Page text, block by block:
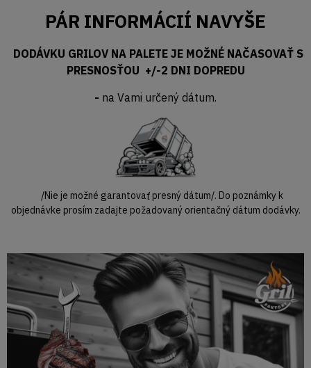
PÁR INFORMÁCIÍ NAVYŠE
DODÁVKU GRILOV NA PALETE JE MOŽNÉ NAČASOVAŤ S
PRESNOSŤOU +/-2 DNI DOPREDU
- na Vami určený dátum.
/Nie je možné garantovať presný dátum/. Do poznámky k
objednávke prosím zadajte požadovaný orientačný dátum dodávky.